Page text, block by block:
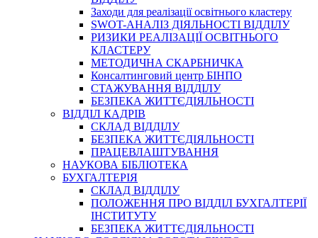
Заходи для реалізації освітнього кластеру
SWOT-АНАЛІЗ ДІЯЛЬНОСТІ ВІДДІЛУ
РИЗИКИ РЕАЛІЗАЦІЇ ОСВІТНЬОГО
КЛАСТЕРУ
МЕТОДИЧНА СКАРБНИЧКА
Консалтинговий центр БІНПО
СТАЖУВАННЯ ВІДДІЛУ
БЕЗПЕКА ЖИТТЄДІЯЛЬНОСТІ
ВІДДІЛ КАДРІВ
СКЛАД ВІДДІЛУ
БЕЗПЕКА ЖИТТЄДІЯЛЬНОСТІ
ПРАЦЕВЛАШТУВАННЯ
НАУКОВА БІБЛІОТЕКА
БУХГАЛТЕРІЯ
СКЛАД ВІДДІЛУ
ПОЛОЖЕННЯ ПРО ВІДДІЛ БУХГАЛТЕРІЇ
ІНСТИТУТУ
БЕЗПЕКА ЖИТТЄДІЯЛЬНОСТІ